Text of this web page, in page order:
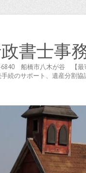
政書士
6840 船橋市八木が谷 【
手続のサポート、遺産分割